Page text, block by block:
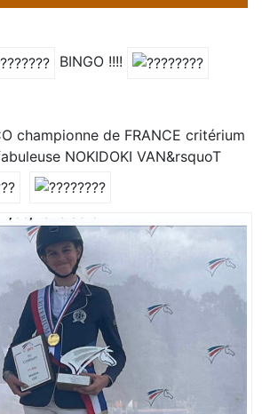
BINGO !!!!
championne de FRANCE critérium
NOKIDOKI VAN&rsquoT